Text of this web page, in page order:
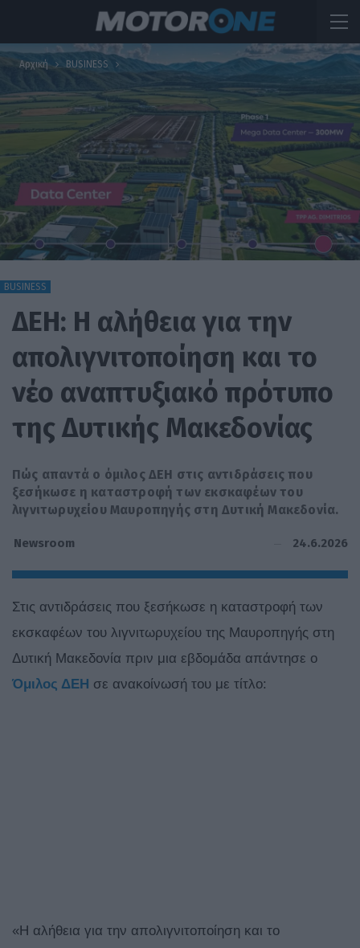
Αρχική BUSINESS
BUSINESS
ΔΕΗ: Η αλήθεια για την
απολιγνιτοποίηση και το
νέο αναπτυξιακό πρότυπο
της Δυτικής Μακεδονίας
Πώς απαντά ο όμιλος ΔΕΗ στις αντιδράσεις που
ξεσήκωσε η καταστροφή των εκσκαφέων του
λιγνιτωρυχείου Μαυροπηγής στη Δυτική Μακεδονία.
Newsroom 24.6.2026
Στις αντιδράσεις που ξεσήκωσε η καταστροφή των
εκσκαφέων του λιγνιτωρυχείου της Μαυροπηγής στη
Δυτική Μακεδονία πριν μια εβδομάδα απάντησε ο
Όμιλος ΔΕΗ σε ανακοίνωσή του με τίτλο:
«Η αλήθεια για την απολιγνιτοποίηση και το